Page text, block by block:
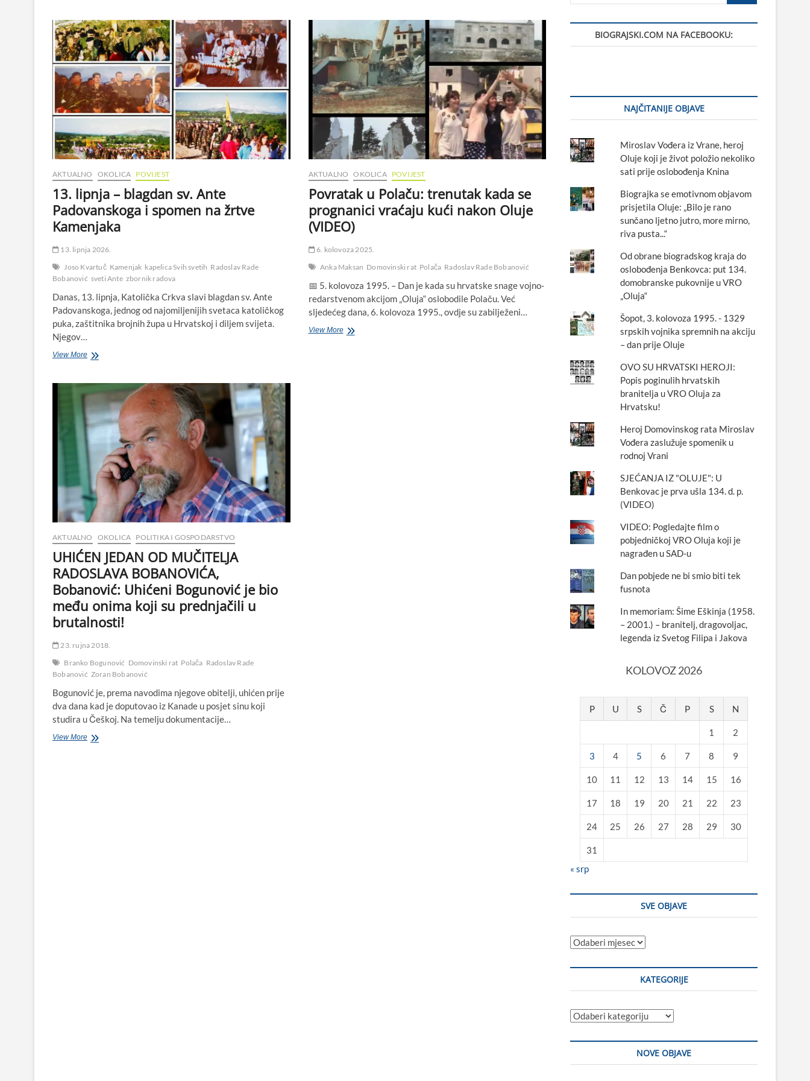
AKTUALNO OKOLICA POVIJEST
13. lipnja – blagdan sv. Ante
Padovanskoga i spomen na žrtve
Kamenjaka
13. lipnja 2026.
Joso Kvartuč Kamenjak kapelica Svih svetih Radoslav Rade
Bobanović sveti Ante zbornik radova
Danas, 13. lipnja, Katolička Crkva slavi blagdan sv. Ante
Padovanskoga, jednog od najomiljenijih svetaca katoličkog
puka, zaštitnika brojnih župa u Hrvatskoj i diljem svijeta.
Njegov…
View More13.
blagdan
sv.
Ante
Padovanskoga
i
spomen
Kamenjaka
AKTUALNO OKOLICA POVIJEST
Povratak u Polaču: trenutak kada se
prognanici vraćaju kući nakon Oluje
(VIDEO)
6. kolovoza 2025.
Anka Maksan Domovinski rat Polača Radoslav Rade Bobanović
📅 5. kolovoza 1995. – Dan je kada su hrvatske snage vojno-
redarstvenom akcijom „Oluja“ oslobodile Polaču. Već
sljedećeg dana, 6. kolovoza 1995., ovdje su zabilježeni…
View MorePovratak
AKTUALNO OKOLICA POLITIKA I GOSPODARSTVO
UHIĆEN JEDAN OD MUČITELJA
RADOSLAVA BOBANOVIĆA,
Bobanović: Uhićeni Bogunović je bio
među onima koji su prednjačili u
brutalnosti!
23. rujna 2018.
Branko Bogunović Domovinski rat Polača Radoslav Rade
Bobanović Zoran Bobanović
Bogunović je, prema navodima njegove obitelji, uhićen prije
dva dana kad je doputovao iz Kanade u posjet sinu koji
studira u Češkoj. Na temelju dokumentacije…
View MoreUHIĆEN
BIOGRAJSKI.COM NA FACEBOOKU:
NAJČITANIJE OBJAVE
Miroslav Vođera iz Vrane, heroj
Oluje koji je život položio nekoliko
sati prije oslobođenja Knina
Biograjka se emotivnom objavom
prisjetila Oluje: „Bilo je rano
sunčano ljetno jutro, more mirno,
riva pusta...“
Od obrane biogradskog kraja do
oslobođenja Benkovca: put 134.
domobranske pukovnije u VRO
„Oluja“
Šopot, 3. kolovoza 1995. - 1329
srpskih vojnika spremnih na akciju
– dan prije Oluje
OVO SU HRVATSKI HEROJI:
Popis poginulih hrvatskih
branitelja u VRO Oluja za
Hrvatsku!
Heroj Domovinskog rata Miroslav
Vođera zaslužuje spomenik u
rodnoj Vrani
SJEĆANJA IZ "OLUJE": U
Benkovac je prva ušla 134. d. p.
(VIDEO)
VIDEO: Pogledajte film o
pobjedničkoj VRO Oluja koji je
nagrađen u SAD-u
Dan pobjede ne bi smio biti tek
fusnota
In memoriam: Šime Eškinja (1958.
– 2001.) – branitelj, dragovoljac,
legenda iz Svetog Filipa i Jakova
KOLOVOZ 2026
P U S Č P S N
1 2
3 4 5 6 7 8 9
10 11 12 13 14 15 16
17 18 19 20 21 22 23
24 25 26 27 28 29 30
31
« srp
SVE OBJAVE
Sve
KATEGORIJE
Kategorije
NOVE OBJAVE